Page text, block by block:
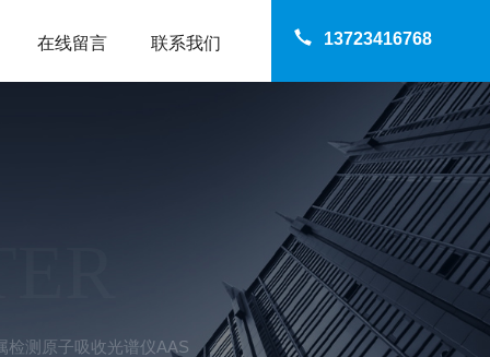
13723416768
在线留言 联系我们
检测原子吸收光谱仪AAS